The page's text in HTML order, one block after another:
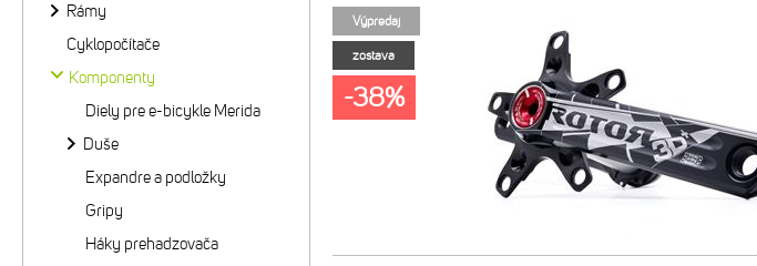
Výpredaj
zostava
-38%
Rámy
Cyklopočítače
Komponenty
Diely pre e-bicykle Merida
Duše
Expandre a podložky
Gripy
Háky prehadzovača